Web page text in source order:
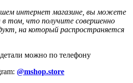
интернет магазине, вы можете
том, что получите совершенно
на который распространяется
можно по телефону
@mshop.store